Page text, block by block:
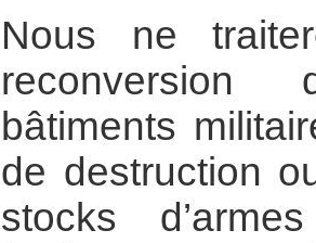
Nous ne
bâtiments
de destruction
stocks